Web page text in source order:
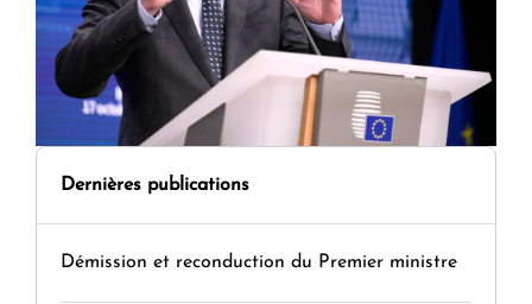
Dernières publications
Démission et reconduction du Premier ministre